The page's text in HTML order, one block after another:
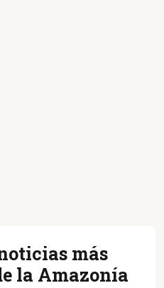
más
la Amazonía